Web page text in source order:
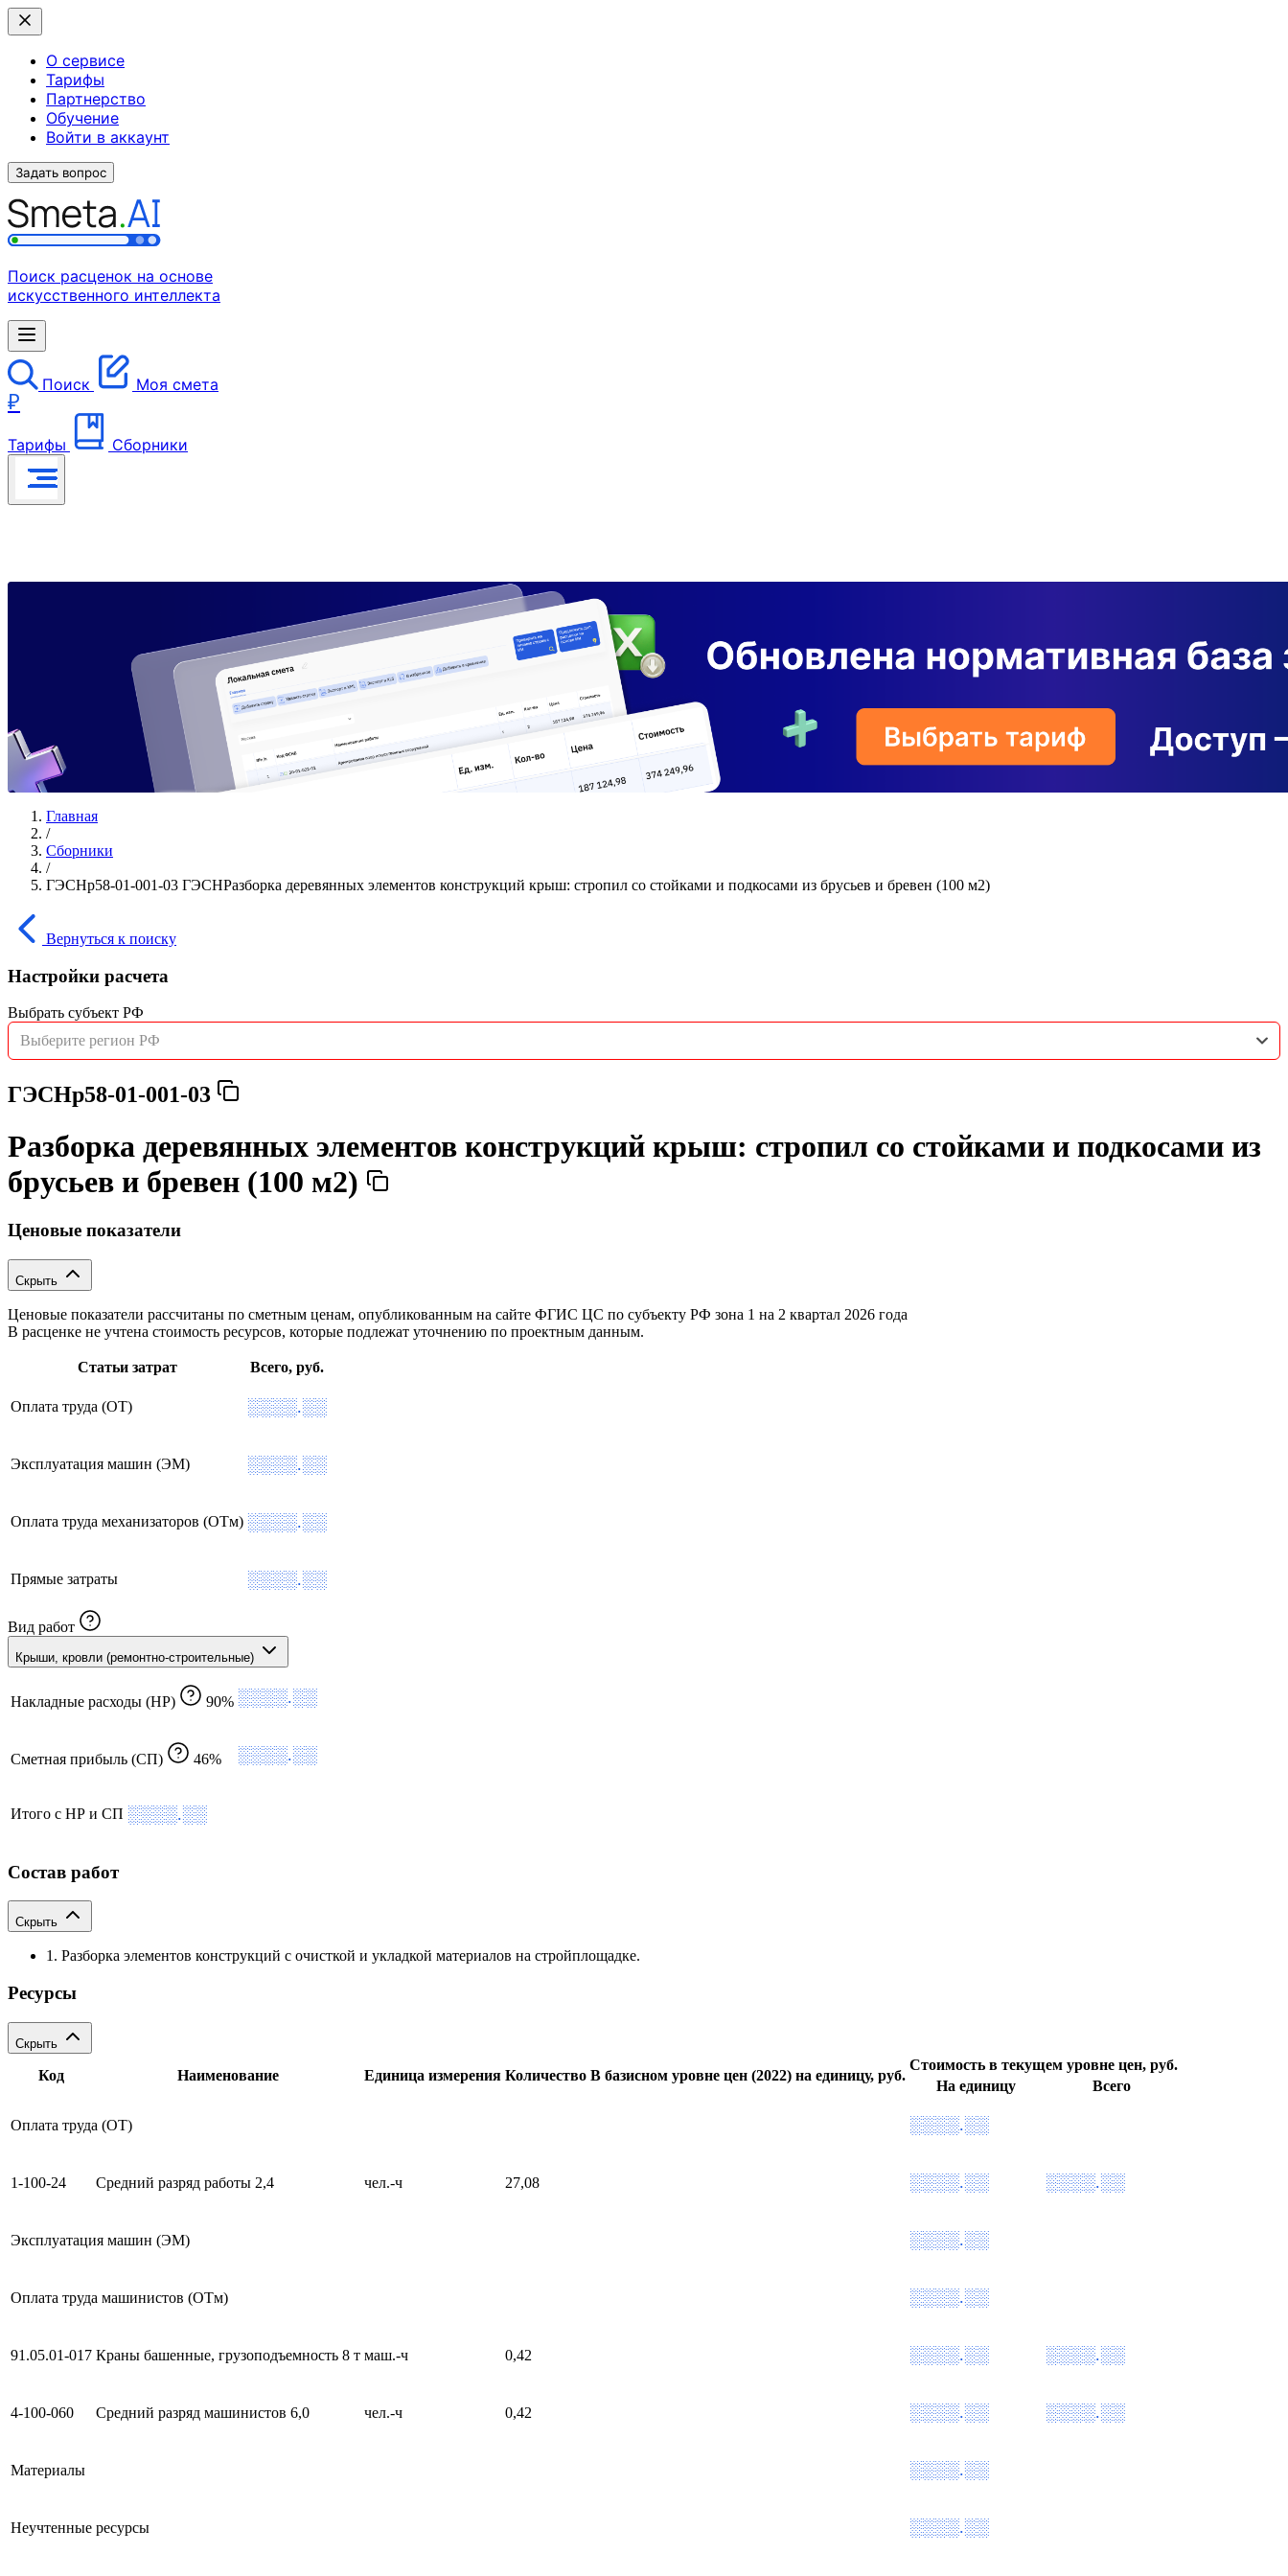
О сервисе
Тарифы
Партнерство
Обучение
Войти в аккаунт
Задать вопрос
Поиск расценок на основе
искусственного интеллекта
Поиск Моя смета
₽
Тарифы Сборники
Главная
/
Сборники
/
ГЭСНр58-01-001-03 ГЭСНРазборка деревянных элементов конструкций крыш: стропил со стойками и подкосами из брусьев и бревен (100 м2)
Вернуться к поиску
Настройки расчета
Выбрать субъект РФ
Выберите регион РФ
ГЭСНр58-01-001-03
Разборка деревянных элементов конструкций крыш: стропил со стойками и подкосами из
брусьев и бревен (100 м2)
Ценовые показатели
Скрыть
Ценовые показатели рассчитаны по сметным ценам, опубликованным на сайте ФГИС ЦС по субъекту РФ зона 1 на 2 квартал 2026 года
В расценке не учтена стоимость ресурсов, которые подлежат уточнению по проектным данным.
Статьи затрат Всего, руб.
Оплата труда (ОТ) ░░░░.░░
Эксплуатация машин (ЭМ) ░░░░.░░
Оплата труда механизаторов (ОТм) ░░░░.░░
Прямые затраты ░░░░.░░
Вид работ
Крыши, кровли (ремонтно-строительные)
Накладные расходы (НР) 90% ░░░░.░░
Сметная прибыль (СП) 46% ░░░░.░░
Итого с НР и СП ░░░░.░░
Состав работ
Скрыть
1. Разборка элементов конструкций с очисткой и укладкой материалов на стройплощадке.
Ресурсы
Скрыть
Код Наименование Единица измерения Количество В базисном уровне цен (2022) на единицу, руб.
Стоимость в текущем уровне цен, руб.
На единицу
Всего
Оплата труда (ОТ) ░░░░.░░
1-100-24 Средний разряд работы 2,4 чел.-ч 27,08 ░░░░.░░ ░░░░.░░
Эксплуатация машин (ЭМ) ░░░░.░░
Оплата труда машинистов (ОТм) ░░░░.░░
91.05.01-017 Краны башенные, грузоподъемность 8 т маш.-ч 0,42 ░░░░.░░ ░░░░.░░
4-100-060 Средний разряд машинистов 6,0 чел.-ч 0,42 ░░░░.░░ ░░░░.░░
Материалы ░░░░.░░
Неучтенные ресурсы ░░░░.░░